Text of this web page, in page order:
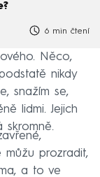
6 min čtení
Něco,
nikdy
snažím se,
lidmi. Jejich
skromně.
můžu prozradit,
a to ve